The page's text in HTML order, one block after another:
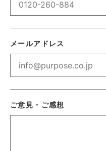
メールアドレス
ご意見・ご感想